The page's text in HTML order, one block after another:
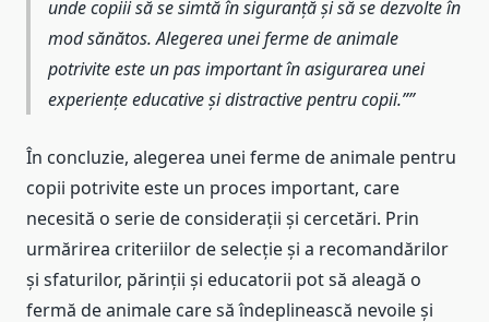
unde copiii să se simtă în siguranță și să se dezvolte în
mod sănătos. Alegerea unei ferme de animale
potrivite este un pas important în asigurarea unei
experiențe educative și distractive pentru copii.”
În concluzie, alegerea unei ferme de animale pentru
copii potrivite este un proces important, care
necesită o serie de considerații și cercetări. Prin
urmărirea criteriilor de selecție și a recomandărilor
și sfaturilor, părinții și educatorii pot să aleagă o
fermă de animale care să îndeplinească nevoile și